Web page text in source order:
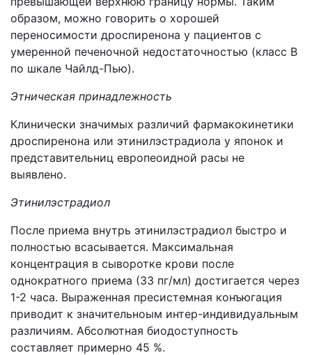
образом, можно говорить о хорошей
переносимости дроспиренона у пациентов с
умеренной печеночной недостаточностью (класс В
по шкале Чайлд-Пью).
Этническая принадлежность
Клинически значимых различий фармакокинетики
дроспиренона или этинилэстрадиола у японок и
представительниц европеоидной расы не
выявлено.
Этинилэстрадиол
После приема внутрь этинилэстрадиол быстро и
полностью всасывается. Максимальная
концентрация в сыворотке крови после
однократного приема (33 пг/мл) достигается через
1-2 часа. Выраженная пресистемная конъюгация
приводит к значительноым интер-индивидуальным
различиям. Абсолютная биодоступность
составляет примерно 45 %.